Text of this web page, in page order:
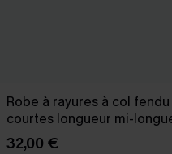
Robe à rayures à col
courtes longueur mi-
32,00 €